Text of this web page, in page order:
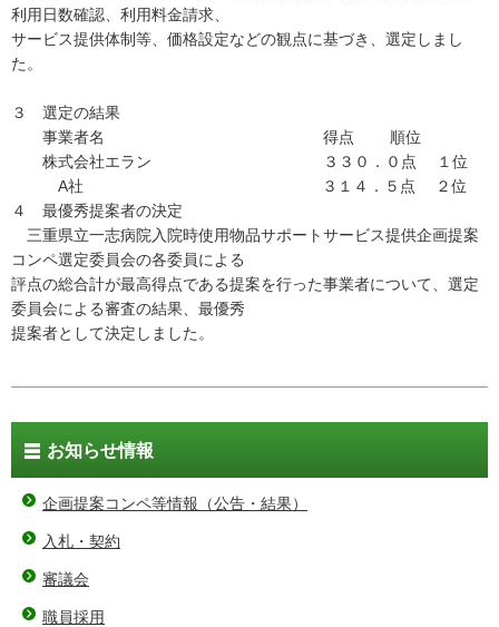
利用日数確認、利用料金請求、
サービス提供体制等、価格設定などの観点に基づき、選定しまし
た。
３ 選定の結果
事業者名 得点 順位
株式会社エラン ３３０．０点 １位
A社 ３１４．５点 ２位
４ 最優秀提案者の決定
三重県立一志病院入院時使用物品サポートサービス提供企画提案
コンペ選定委員会の各委員による
評点の総合計が最高得点である提案を行った事業者について、選定
委員会による審査の結果、最優秀
提案者として決定しました。
お知らせ情報
企画提案コンペ等情報（公告・結果）
入札・契約
審議会
職員採用